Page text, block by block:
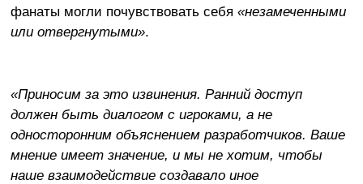
фанаты могли почувствовать себя «незамеченными
или отвергнутыми».
«Приносим за это извинения. Ранний доступ
должен быть диалогом с игроками, а не
односторонним объяснением разработчиков. Ваше
мнение имеет значение, и мы не хотим, чтобы
наше взаимодействие создавало иное